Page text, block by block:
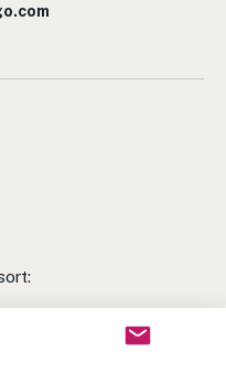
4-6, 1040 Wien